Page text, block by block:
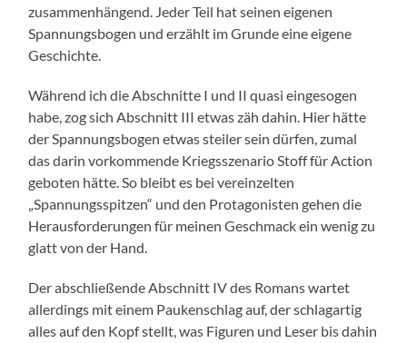
zusammenhängend. Jeder Teil hat seinen eigenen
Spannungsbogen und erzählt im Grunde eine eigene
Geschichte.
Während ich die Abschnitte I und II quasi eingesogen
habe, zog sich Abschnitt III etwas zäh dahin. Hier hätte
der Spannungsbogen etwas steiler sein dürfen, zumal
das darin vorkommende Kriegsszenario Stoff für Action
geboten hätte. So bleibt es bei vereinzelten
„Spannungsspitzen“ und den Protagonisten gehen die
Herausforderungen für meinen Geschmack ein wenig zu
glatt von der Hand.
Der abschließende Abschnitt IV des Romans wartet
allerdings mit einem Paukenschlag auf, der schlagartig
alles auf den Kopf stellt, was Figuren und Leser bis dahin